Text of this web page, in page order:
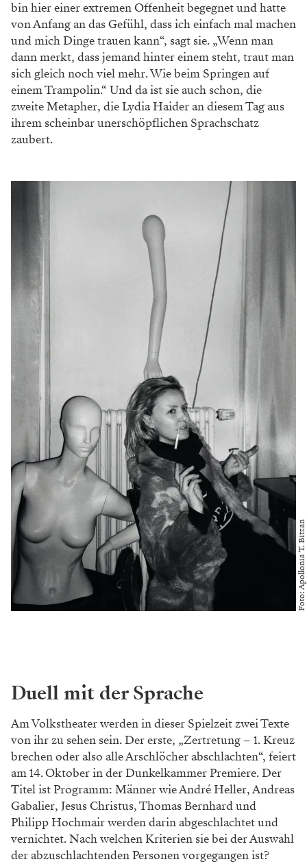
bin hier einer extremen Offenheit begegnet und hatte
von Anfang an das Gefühl, dass ich einfach mal machen
und mich Dinge trauen kann“, sagt sie. „Wenn man
dann merkt, dass jemand hinter einem steht, traut man
sich gleich noch viel mehr. Wie beim Springen auf
einem Trampolin.“ Und da ist sie auch schon, die
zweite Metapher, die Lydia Haider an diesem Tag aus
ihrem scheinbar unerschöpflichen Sprachschatz
zaubert.
Foto: Apollonia T. Bitzan
Duell mit der Sprache
Am Volkstheater werden in dieser Spielzeit zwei Texte
von ihr zu sehen sein. Der erste, „Zertretung – 1. Kreuz
brechen oder also alle Arschlöcher abschlachten“, feiert
am 14. Oktober in der Dunkelkammer Premiere. Der
Titel ist Programm: Männer wie André Heller, Andreas
Gabalier, Jesus Christus, Thomas Bernhard und
Philipp Hochmair werden darin abgeschlachtet und
vernichtet. Nach welchen Kriterien sie bei der Auswahl
der abzuschlachtenden Personen vorgegangen ist?